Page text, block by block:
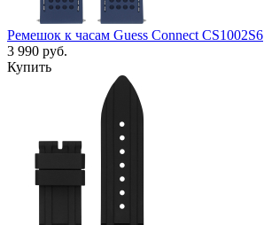
Ремешок к часам Guess Connect CS1002S6
3 990 руб.
Купить